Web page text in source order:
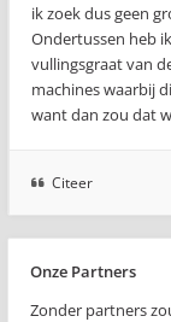
ik zoek dus geen
Ondertussen heb
vullingsgraat van
machines waarbij
want dan zou dat
Citeer
Onze Partners
Zonder partners